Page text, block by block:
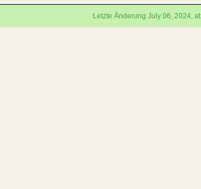
Letzte Änderung July 06, 2024,